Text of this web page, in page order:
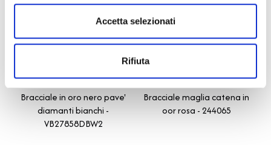
Accetta selezionati
Rifiuta
BARTORELLI ITALIAN JEWELS
Bracciale in oro nero pave'
diamanti bianchi -
VB27858DBW2
BARTORELLI ITALIAN JEWELS
Bracciale maglia catena in
oor rosa - 244065